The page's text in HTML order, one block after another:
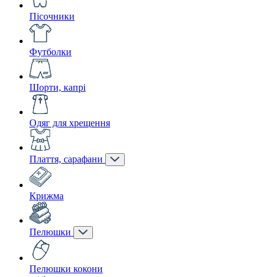
Пісочники
Футболки
Шорти, капрі
Одяг для хрещення
Плаття, сарафани
Крижма
Пелюшки
Пелюшки кокони